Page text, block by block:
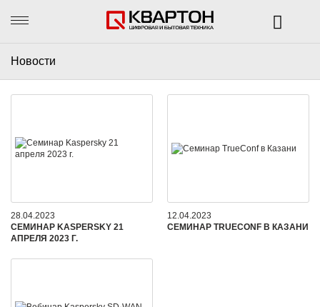
Новости
28.04.2023
СЕМИНАР KASPERSKY 21
АПРЕЛЯ 2023 Г.
12.04.2023
CЕМИНАР TRUECONF В КАЗАНИ